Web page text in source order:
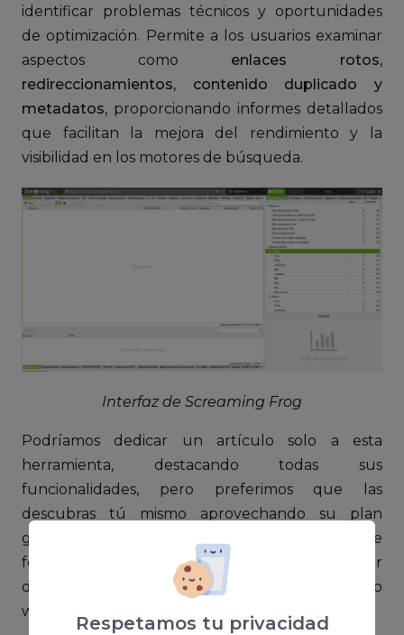
Respetamos tu privacidad
identificar problemas técnicos y oportunidades
de optimización. Permite a los usuarios examinar
aspectos como enlaces rotos,
redireccionamientos, contenido duplicado y
metadatos, proporcionando informes detallados
que facilitan la mejora del rendimiento y la
visibilidad en los motores de búsqueda.
Interfaz de Screaming Frog
Podríamos dedicar un artículo solo a esta
herramienta, destacando todas sus
funcionalidades, pero preferimos que las
descubras tú mismo aprovechando su plan
gratuito que permite el rastreo de 500 URL de
forma gratuita, más que suficiente para poder
descubrir distintos puntos de mejora en el sitio
web.